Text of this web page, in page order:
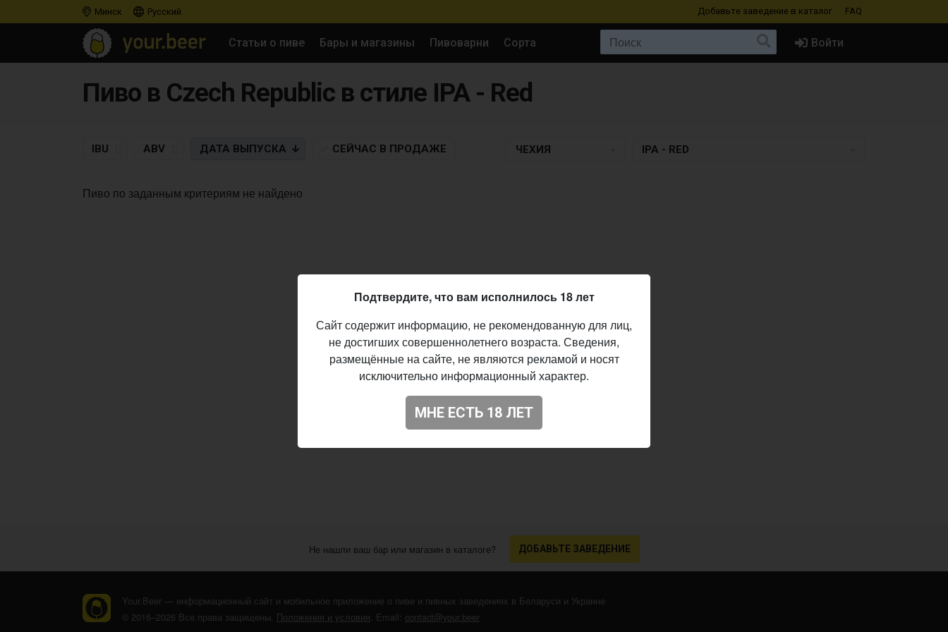
Минск Русский Добавьте заведение в каталог FAQ
Статьи о пиве Бары и магазины Пивоварни Сорта Войти
Пиво в Czech Republic в стиле IPA - Red
IBU ABV ДАТА ВЫПУСКА СЕЙЧАС В ПРОДАЖЕ ЧЕХИЯ IPA - RED
Пиво по заданным критериям не найдено
Не нашли ваш бар или магазин в каталоге? ДОБАВЬТЕ ЗАВЕДЕНИЕ
Your.Beer — информационный сайт и мобильное приложение о пиве и пивных заведениях в Беларуси и Украине
© 2016–2026 Все права защищены. Положения и условия. Email: contact@your.beer
Подтвердите, что вам исполнилось 18 лет
Сайт содержит информацию, не рекомендованную для лиц,
не достигших совершеннолетнего возраста. Сведения,
размещённые на сайте, не являются рекламой и носят
исключительно информационный характер.
МНЕ ЕСТЬ 18 ЛЕТ